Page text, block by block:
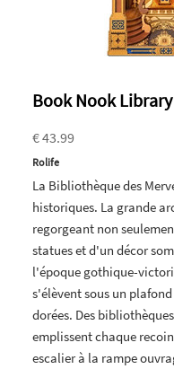
Book Nook
€ 43.99
Rolife
La Bibliothèque des
historiques. La grande
regorgeant non
statues et d'un décor
l'époque gothique-
s'élèvent sous un
dorées. Des
emplissent chaque
escalier à la rampe